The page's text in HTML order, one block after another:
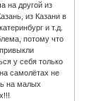
на другой из
из Казани в
и т.д.
потому что
у себя только
самолётах не
на малых